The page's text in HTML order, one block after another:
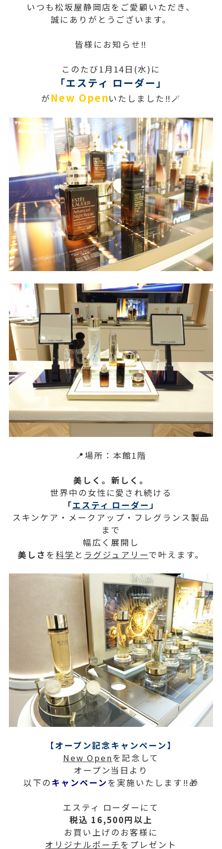
いつも松坂屋静岡店をご愛顧いただき、
誠にありがとうございます。
皆様にお知らせ‼️
このたび1月14日(水)に
「エスティ ローダー」
が New Openいたしました‼🪄
📍場所：本館1階
美しく。新しく。
世界中の女性に愛され続ける
「エスティ ローダー」
スキンケア・メークアップ・フレグランス製品
まで
幅広く展開し
美しさ を 科学 と ラグジュアリーで叶えます。
【オープン記念キャンペーン】
New Openを記念して
オープン当日より
以下のキャンペーンを実施いたします‼🎁
エスティ ローダーにて
税込 16,500円以上
お買い上げのお客様に
オリジナルポーチをプレゼント